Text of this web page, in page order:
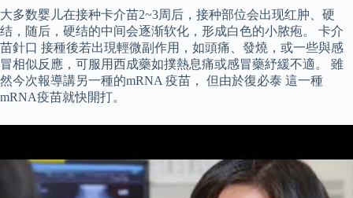
大多数婴儿在接种卡介苗2~3周后，接种部位会出现红肿、硬
结，随后，硬结的中间会逐渐软化，形成白色的小脓疱。 卡介
苗針口 接種後若出現輕微副作用，如頭痛、發燒，或一些與感
冒相似反應，可服用西成藥如撲熱息痛或感冒藥紓緩不適。 雖
然今次報導講另一種的mRNA 疫苗， 但由於復必泰 這一種
mRNA疫苗就快開打。